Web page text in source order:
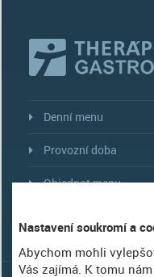
Nastavení soukromí a
Abychom mohli
Vás zajímá. K tomu
Denní menu
Provozní doba
Objednat menu